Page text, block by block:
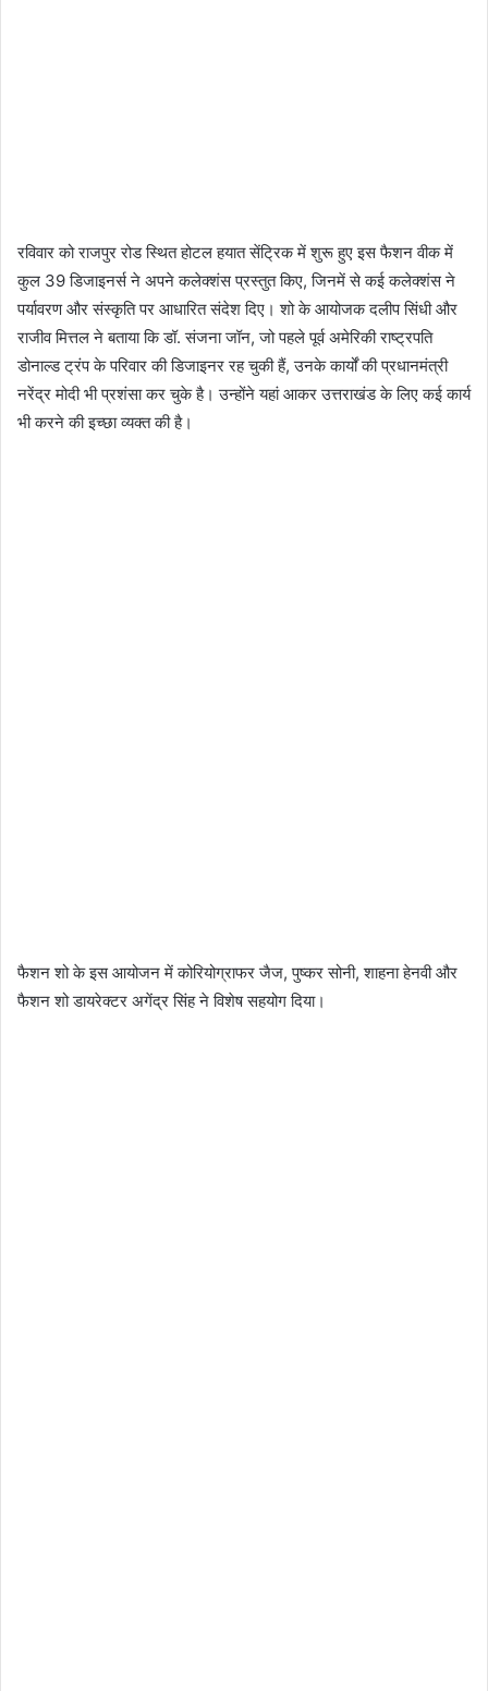
रविवार को राजपुर रोड स्थित होटल हयात सेंट्रिक में शुरू हुए इस फैशन वीक में
कुल 39 डिजाइनर्स ने अपने कलेक्शंस प्रस्तुत किए, जिनमें से कई कलेक्शंस ने
पर्यावरण और संस्कृति पर आधारित संदेश दिए। शो के आयोजक दलीप सिंधी और
राजीव मित्तल ने बताया कि डॉ. संजना जॉन, जो पहले पूर्व अमेरिकी राष्ट्रपति
डोनाल्ड ट्रंप के परिवार की डिजाइनर रह चुकी हैं, उनके कार्यों की प्रधानमंत्री
नरेंद्र मोदी भी प्रशंसा कर चुके है। उन्होंने यहां आकर उत्तराखंड के लिए कई कार्य
भी करने की इच्छा व्यक्त की है।
फैशन शो के इस आयोजन में कोरियोग्राफर जैज, पुष्कर सोनी, शाहना हेनवी और
फैशन शो डायरेक्टर अगेंद्र सिंह ने विशेष सहयोग दिया।